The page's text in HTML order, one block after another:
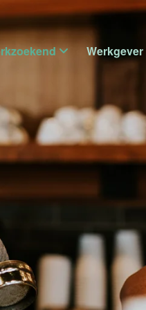
Werkgever